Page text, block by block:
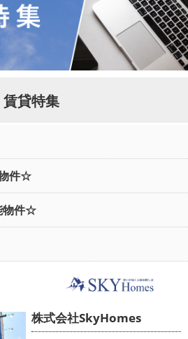
賃貸特集
件☆
物件☆
株式会社SkyHomes